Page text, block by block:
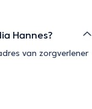
Hannes?
van zorgverlener